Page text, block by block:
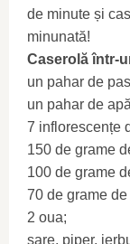
de minute și
minunată!
Caserolă într-
un pahar de
un pahar de
7 inflorescențe
150 de grame
100 de grame
70 de grame
2 oua;
sare, piper,